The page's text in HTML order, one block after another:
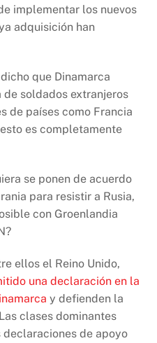
implementar los nuevos
adquisición han
que Dinamarca
soldados extranjeros
de países como Francia
es completamente
se ponen de acuerdo
para resistir a Rusia,
con Groenlandia
ellos el Reino Unido,
una declaración en la
y defienden la
clases dominantes
declaraciones de apoyo